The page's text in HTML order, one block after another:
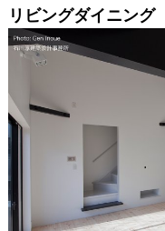
リビングダイニング